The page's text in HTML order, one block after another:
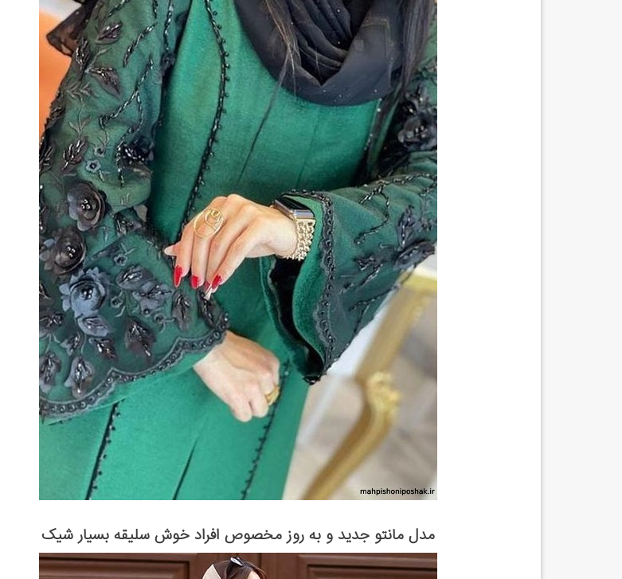
مدل مانتو جدید و به روز مخصوص افراد خوش سلیقه بسیار شیک